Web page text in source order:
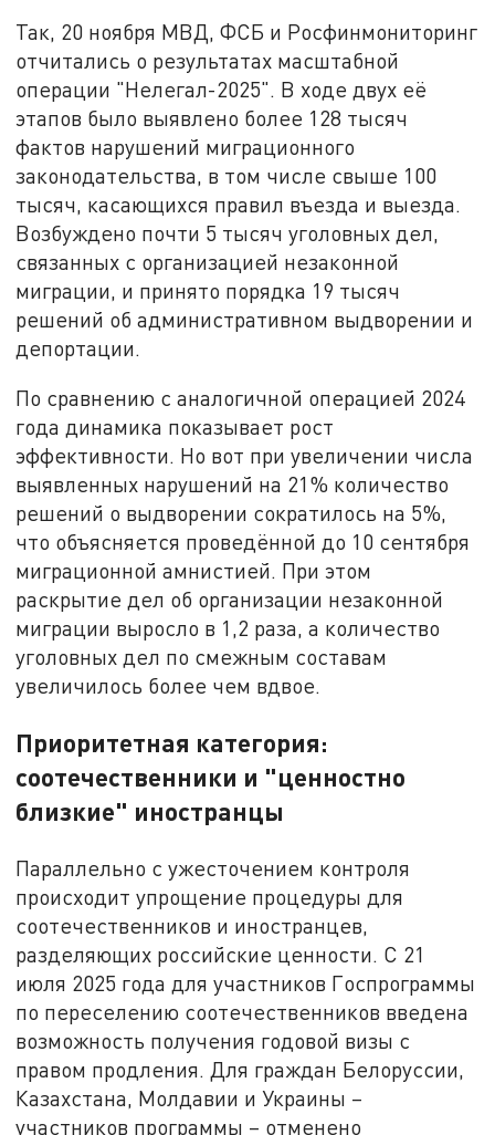
Так, 20 ноября МВД, ФСБ и Росфинмониторинг
отчитались о результатах масштабной
операции "Нелегал-2025". В ходе двух её
этапов было выявлено более 128 тысяч
фактов нарушений миграционного
законодательства, в том числе свыше 100
тысяч, касающихся правил въезда и выезда.
Возбуждено почти 5 тысяч уголовных дел,
связанных с организацией незаконной
миграции, и принято порядка 19 тысяч
решений об административном выдворении и
депортации.
По сравнению с аналогичной операцией 2024
года динамика показывает рост
эффективности. Но вот при увеличении числа
выявленных нарушений на 21% количество
решений о выдворении сократилось на 5%,
что объясняется проведённой до 10 сентября
миграционной амнистией. При этом
раскрытие дел об организации незаконной
миграции выросло в 1,2 раза, а количество
уголовных дел по смежным составам
увеличилось более чем вдвое.
Приоритетная категория:
соотечественники и "ценностно
близкие" иностранцы
Параллельно с ужесточением контроля
происходит упрощение процедуры для
соотечественников и иностранцев,
разделяющих российские ценности. С 21
июля 2025 года для участников Госпрограммы
по переселению соотечественников введена
возможность получения годовой визы с
правом продления. Для граждан Белоруссии,
Казахстана, Молдавии и Украины –
участников программы – отменено